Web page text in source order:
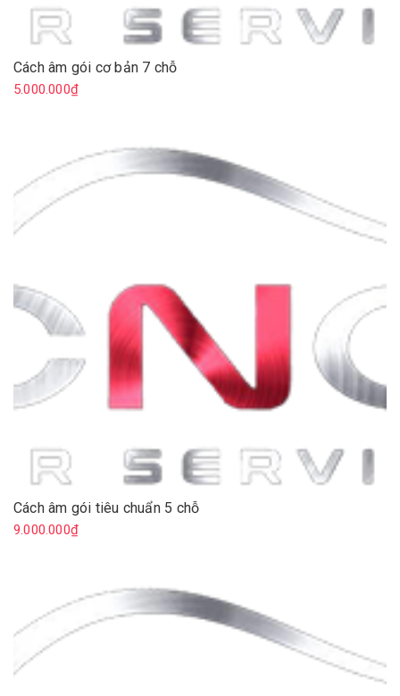
Cách âm gói cơ bản 7 chỗ
5.000.000₫
Cách âm gói tiêu chuẩn 5 chỗ
9.000.000₫